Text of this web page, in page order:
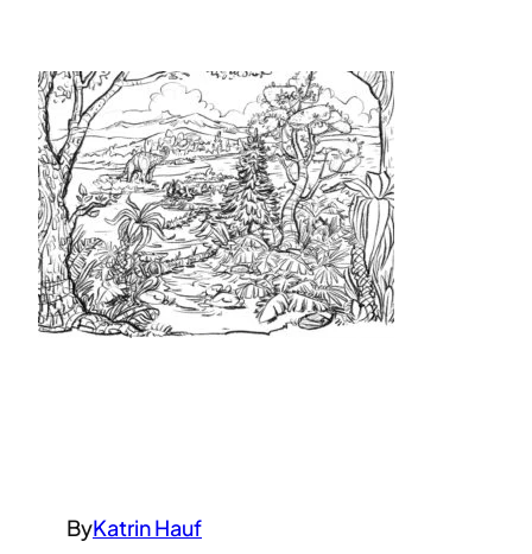
ByKatrin Hauf